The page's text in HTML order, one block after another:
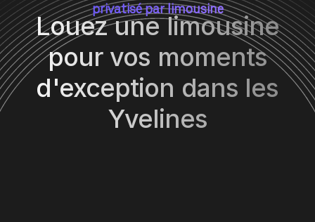
privatisé par limousine
Louez une limousine
pour vos moments
d'exception dans les
Yvelines